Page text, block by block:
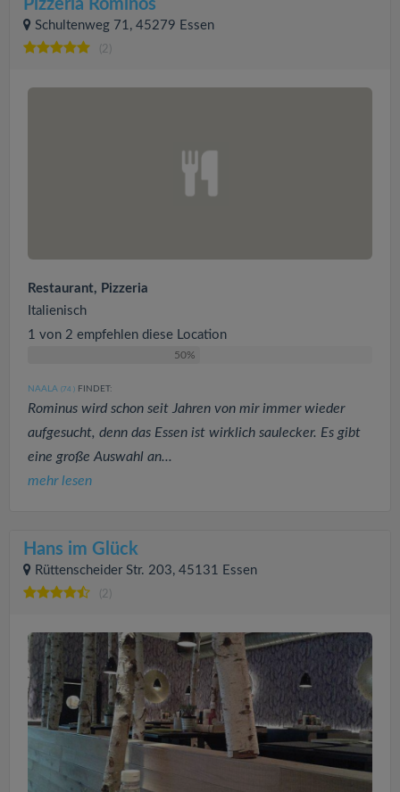
Pizzeria Rominos
Schultenweg 71, 45279 Essen
(2)
Restaurant, Pizzeria
Italienisch
1 von 2 empfehlen diese Location
50%
NAALA (74 ) FINDET:
Rominus wird schon seit Jahren von mir immer wieder
aufgesucht, denn das Essen ist wirklich saulecker. Es gibt
eine große Auswahl an...
mehr lesen
Hans im Glück
Rüttenscheider Str. 203, 45131 Essen
(2)